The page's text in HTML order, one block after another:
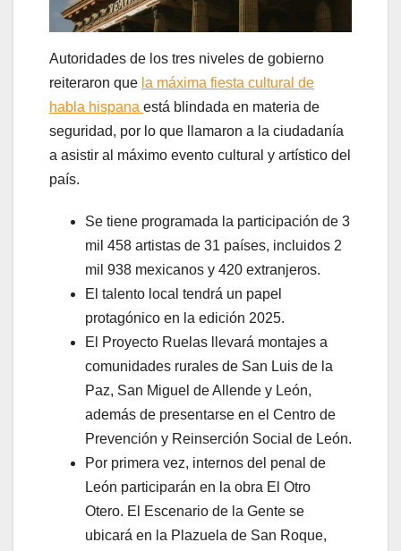
Autoridades de los tres niveles de gobierno
reiteraron que la máxima fiesta cultural de
habla hispana está blindada en materia de
seguridad, por lo que llamaron a la ciudadanía
a asistir al máximo evento cultural y artístico del
país.
Se tiene programada la participación de 3
mil 458 artistas de 31 países, incluidos 2
mil 938 mexicanos y 420 extranjeros.
El talento local tendrá un papel
protagónico en la edición 2025.
El Proyecto Ruelas llevará montajes a
comunidades rurales de San Luis de la
Paz, San Miguel de Allende y León,
además de presentarse en el Centro de
Prevención y Reinserción Social de León.
Por primera vez, internos del penal de
León participarán en la obra El Otro
Otero. El Escenario de la Gente se
ubicará en la Plazuela de San Roque,